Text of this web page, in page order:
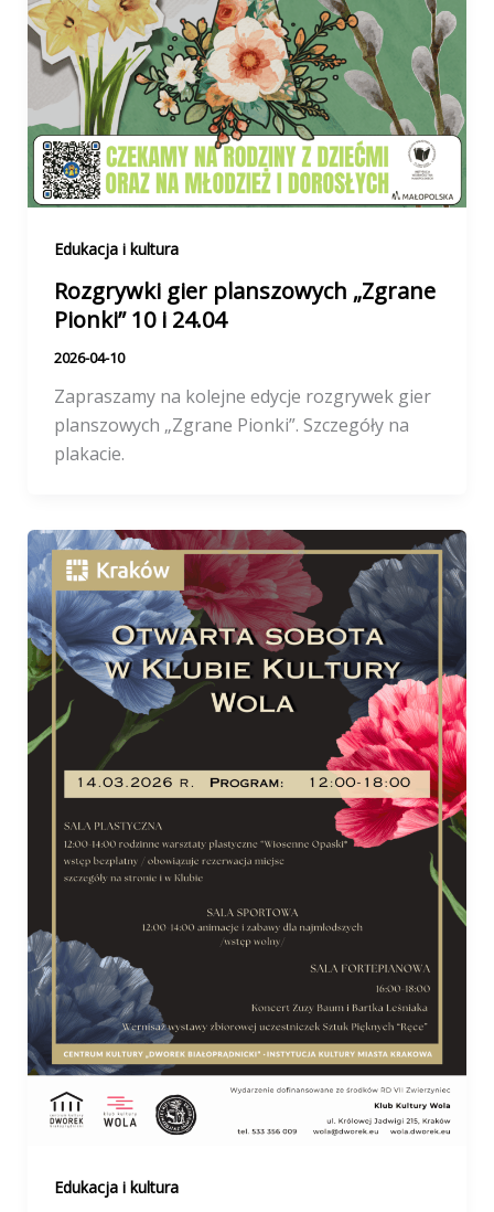
Edukacja i kultura
Rozgrywki gier planszowych „Zgrane
Pionki” 10 i 24.04
2026-04-10
Zapraszamy na kolejne edycje rozgrywek gier
planszowych „Zgrane Pionki”. Szczegóły na
plakacie.
Edukacja i kultura